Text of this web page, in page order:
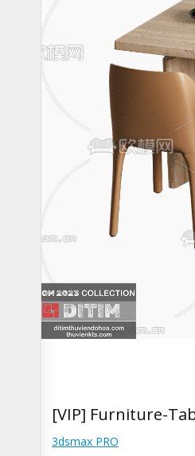
[VIP] Furniture-
3dsmax PRO